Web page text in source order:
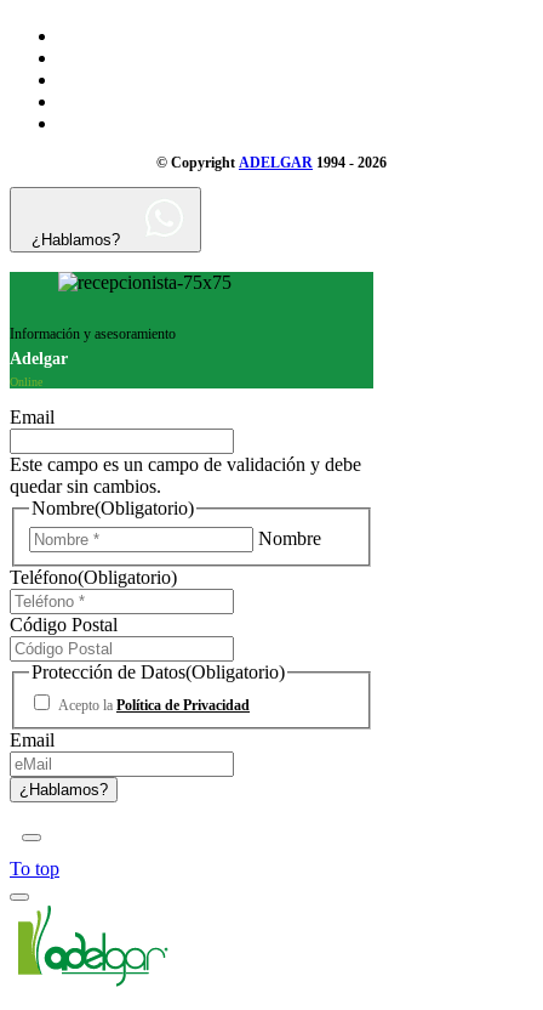
© Copyright ADELGAR 1994 - 2026
¿Hablamos?
Información y asesoramiento
Adelgar
Online
Email
Este campo es un campo de validación y debe
quedar sin cambios.
Nombre(Obligatorio)
Nombre
Teléfono(Obligatorio)
Código Postal
Protección de Datos(Obligatorio)
Acepto la Política de Privacidad
Email
To top